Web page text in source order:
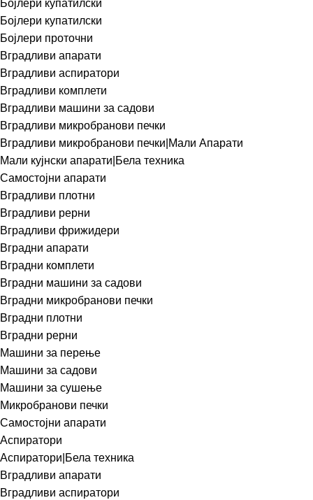
Бојлери купатилски
Бојлери купатилски
Бојлери проточни
Вградливи апарати
Вградливи аспиратори
Вградливи комплети
Вградливи машини за садови
Вградливи микробранови печки
Вградливи микробранови печки|Мали Апарати
Мали кујнски апарати|Бела техника
Самостојни апарати
Вградливи плотни
Вградливи рерни
Вградливи фрижидери
Вградни апарати
Вградни комплети
Вградни машини за садови
Вградни микробранови печки
Вградни плотни
Вградни рерни
Машини за перење
Машини за садови
Машини за сушење
Микробранови печки
Самостојни апарати
Аспиратори
Аспиратори|Бела техника
Вградливи апарати
Вградливи аспиратори